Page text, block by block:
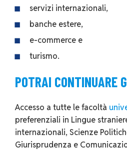
servizi internazionali,
banche estere,
e-commerce e
turismo.
POTRAI CONTINUARE
Accesso a tutte le facoltà
preferenziali in Lingue
internazionali, Scienze
Giurisprudenza e